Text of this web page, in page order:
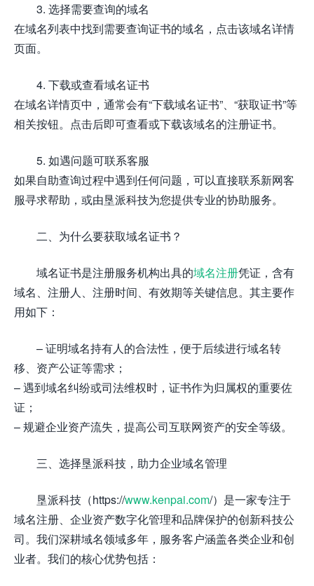
3. 选择需要查询的域名
在域名列表中找到需要查询证书的域名，点击该域名详情
页面。
4. 下载或查看域名证书
在域名详情页中，通常会有“下载域名证书”、“获取证书”等
相关按钮。点击后即可查看或下载该域名的注册证书。
5. 如遇问题可联系客服
如果自助查询过程中遇到任何问题，可以直接联系新网客
服寻求帮助，或由垦派科技为您提供专业的协助服务。
二、为什么要获取域名证书？
域名证书是注册服务机构出具的域名注册凭证，含有
域名、注册人、注册时间、有效期等关键信息。其主要作
用如下：
– 证明域名持有人的合法性，便于后续进行域名转
移、资产公证等需求；
– 遇到域名纠纷或司法维权时，证书作为归属权的重要佐
证；
– 规避企业资产流失，提高公司互联网资产的安全等级。
三、选择垦派科技，助力企业域名管理
垦派科技（https://www.kenpai.com/）是一家专注于
域名注册、企业资产数字化管理和品牌保护的创新科技公
司。我们深耕域名领域多年，服务客户涵盖各类企业和创
业者。我们的核心优势包括：